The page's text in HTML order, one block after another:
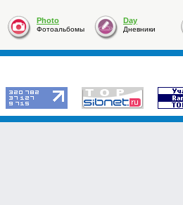
Photo
Фотоальбомы
Day
Дневники